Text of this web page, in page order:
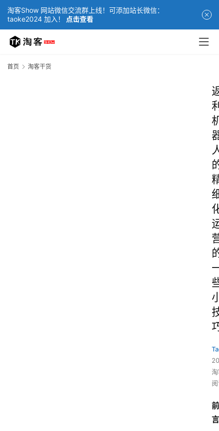
淘客Show 网站微信交流群上线！可添加站长微信：
taoke2024 加入！
点击查看
首页 淘客干货
前
言